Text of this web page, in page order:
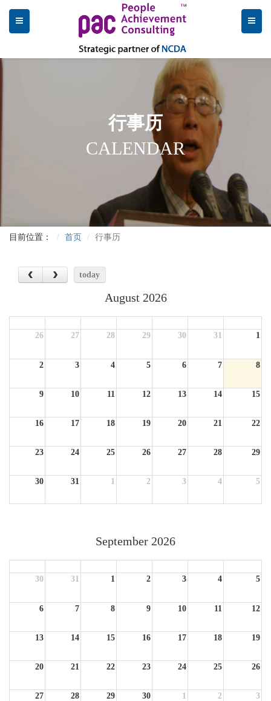
行事历
CALENDAR
目前位置： 首页 行事历
August 2026
today
26
27 28 29 30 31 1
2 3 4 5 6 7 8
9 10 11 12 13 14 15
16 17 18 19 20 21 22
23 24 25 26 27 28 29
30 31 1 2 3 4 5
September 2026
30
31 1 2 3 4 5
6 7 8 9 10 11 12
13 14 15 16 17 18 19
20 21 22 23 24 25 26
27 28 29 30 1 2 3